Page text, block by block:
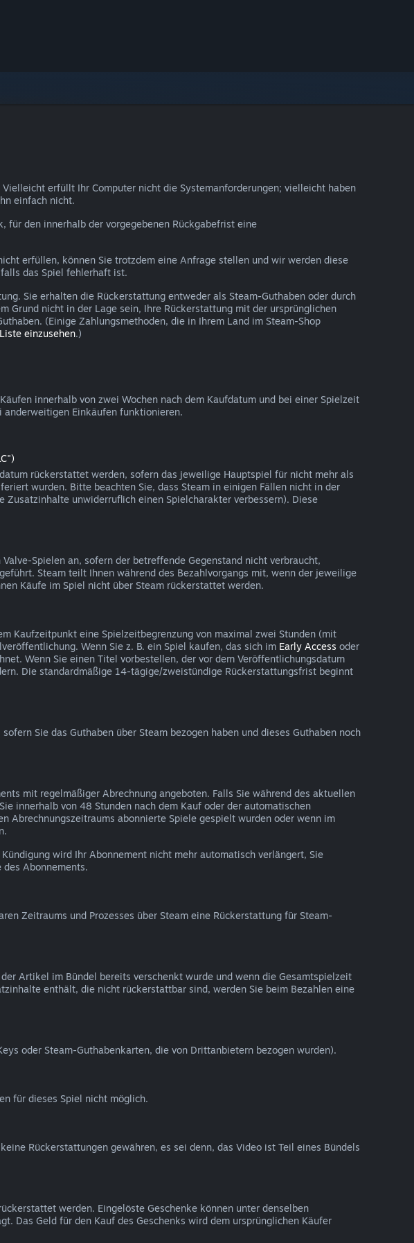
erfüllt Ihr Computer nicht die Systemanforderungen; vielleicht haben
einfach nicht.
für den innerhalb der vorgegebenen Rückgabefrist eine
erfüllen, können Sie trotzdem eine Anfrage stellen und wir werden diese
das Spiel fehlerhaft ist.
Sie erhalten die Rückerstattung entweder als Steam-Guthaben oder durch
Grund nicht in der Lage sein, Ihre Rückerstattung mit der ursprünglichen
(Einige Zahlungsmethoden, die in Ihrem Land im Steam-Shop
einzusehen.)
innerhalb von zwei Wochen nach dem Kaufdatum und bei einer Spielzeit
anderweitigen Einkäufen funktionieren.
rückerstattet werden, sofern das jeweilige Hauptspiel für nicht mehr als
wurden. Bitte beachten Sie, dass Steam in einigen Fällen nicht in der
unwiderruflich einen Spielcharakter verbessern). Diese
Spielen an, sofern der betreffende Gegenstand nicht verbraucht,
Steam teilt Ihnen während des Bezahlvorgangs mit, wenn der jeweilige
Käufe im Spiel nicht über Steam rückerstattet werden.
Kaufzeitpunkt eine Spielzeitbegrenzung von maximal zwei Stunden (mit
Wenn Sie z. B. ein Spiel kaufen, das sich im Early Access oder
Wenn Sie einen Titel vorbestellen, der vor dem Veröffentlichungsdatum
Die standardmäßige 14-tägige/zweistündige Rückerstattungsfrist beginnt
Sie das Guthaben über Steam bezogen haben und dieses Guthaben noch
mit regelmäßiger Abrechnung angeboten. Falls Sie während des aktuellen
innerhalb von 48 Stunden nach dem Kauf oder der automatischen
Abrechnungszeitraums abonnierte Spiele gespielt wurden oder wenn im
wird Ihr Abonnement nicht mehr automatisch verlängert, Sie
Abonnements.
Zeitraums und Prozesses über Steam eine Rückerstattung für Steam-
Artikel im Bündel bereits verschenkt wurde und wenn die Gesamtspielzeit
enthält, die nicht rückerstattbar sind, werden Sie beim Bezahlen eine
oder Steam-Guthabenkarten, die von Drittanbietern bezogen wurden).
für dieses Spiel nicht möglich.
Rückerstattungen gewähren, es sei denn, das Video ist Teil eines Bündels
werden. Eingelöste Geschenke können unter denselben
Das Geld für den Kauf des Geschenks wird dem ursprünglichen Käufer